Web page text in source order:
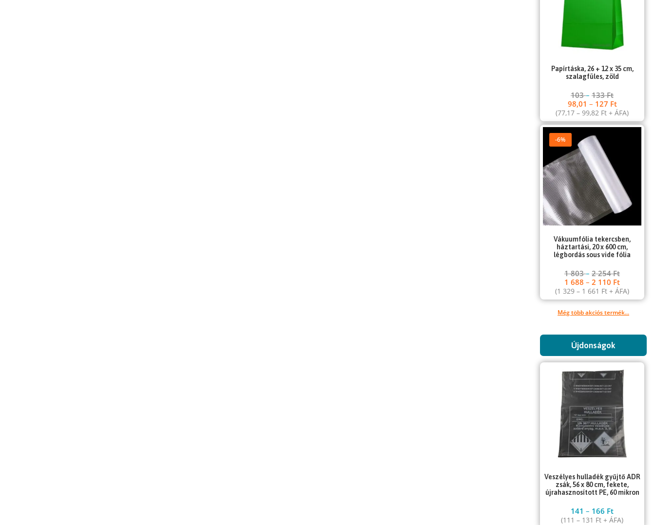
Papírtáska, 26 + 12 x 35 cm,
szalagfüles, zöld
103–133Ft
98,01 – 127 Ft
(77,17–99,82 Ft + ÁFA)
-6%
Vákuumfólia tekercsben,
háztartási, 20 x 600 cm,
légbordás sous vide fólia
1 803–2 254Ft
1 688–2 110 Ft
(1 329– 1 661 Ft + ÁFA)
Még több akciós termék...
Újdonságok
Veszélyes hulladék gyűjtő ADR
zsák, 56 x 80 cm, fekete,
újrahasznosított PE, 60 mikron
141– 166 Ft
(111– 131 Ft + ÁFA)